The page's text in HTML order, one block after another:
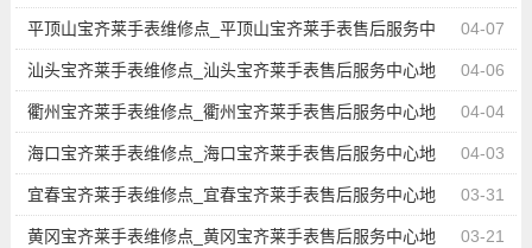
址查询 04-07
平顶山宝齐莱手表维修点_平顶山宝齐莱手表售后服务中
心地址查询 04-06
汕头宝齐莱手表维修点_汕头宝齐莱手表售后服务中心地
址查询 04-04
衢州宝齐莱手表维修点_衢州宝齐莱手表售后服务中心地
址查询 04-03
海口宝齐莱手表维修点_海口宝齐莱手表售后服务中心地
址查询 03-31
宜春宝齐莱手表维修点_宜春宝齐莱手表售后服务中心地
址查询 03-21
黄冈宝齐莱手表维修点_黄冈宝齐莱手表售后服务中心地